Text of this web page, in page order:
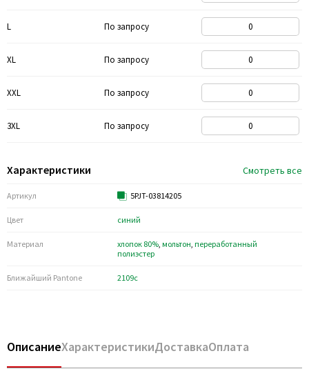
L По запросу
XL По запросу
XXL По запросу
3XL По запросу
Характеристики Смотреть все
Артикул 5PJT-03814205
Цвет синий
Материал хлопок 80%, мольтон, переработанный
полиэстер
Ближайший Pantone 2109c
ОписаниеХарактеристикиДоставкаОплата